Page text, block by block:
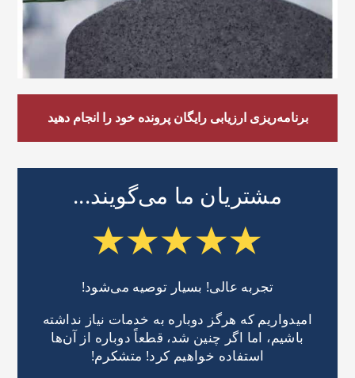
برنامه‌ریزی ارزیابی رایگان پرونده خود را انجام دهید
مشتریان ما می‌گویند...
تجربه عالی! بسیار توصیه می‌شود!
امیدواریم که هرگز دوباره به خدمات نیاز نداشته
باشیم، اما اگر چنین شد، قطعاً دوباره از آن‌ها
استفاده خواهیم کرد! متشکرم!